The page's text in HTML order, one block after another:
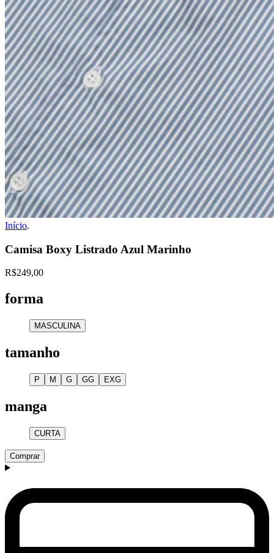
Início.
Camisa Boxy Listrado Azul Marinho
R$249,00
forma
MASCULINA
tamanho
P M G GG EXG
manga
CURTA
Comprar